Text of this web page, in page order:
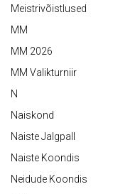
Meistrivõistlused
MM
MM 2026
MM Valikturniir
N
Naiskond
Naiste Jalgpall
Naiste Koondis
Neidude Koondis